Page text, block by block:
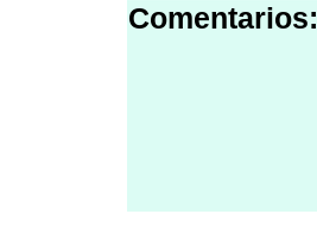
Comentarios: